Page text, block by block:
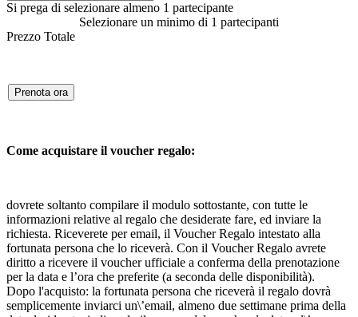
Si prega di selezionare almeno 1 partecipante
Selezionare un minimo di 1 partecipanti
Prezzo Totale
Prenota ora
Come acquistare il voucher regalo:
dovrete soltanto compilare il modulo sottostante, con tutte le
informazioni relative al regalo che desiderate fare, ed inviare la
richiesta. Riceverete per email, il Voucher Regalo intestato alla
fortunata persona che lo riceverà. Con il Voucher Regalo avrete
diritto a ricevere il voucher ufficiale a conferma della prenotazione
per la data e l’ora che preferite (a seconda delle disponibilità).
Dopo l'acquisto: la fortunata persona che riceverà il regalo dovrà
semplicemente inviarci un\’email, almeno due settimane prima della